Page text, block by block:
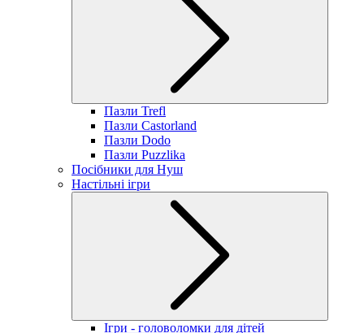
Пазли Trefl
Пазли Castorland
Пазли Dodo
Пазли Puzzlika
Посібники для Нуш
Настільні ігри
Ігри - головоломки для дітей